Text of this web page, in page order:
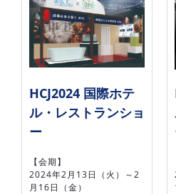
HCJ2024 国際ホテ
ル・レストランショ
ー
【会期】
2024年2月13日（火）～2
月16日（金）